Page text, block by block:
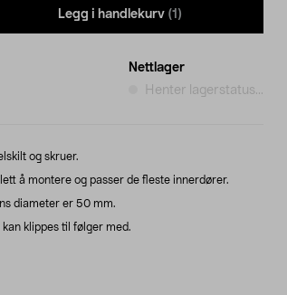
Legg i handlekurv (1)
Nettlager
Henter lagerstatus...
og skruer.
å montere og passer de fleste innerdører.
diameter er 50 mm.
klippes til følger med.